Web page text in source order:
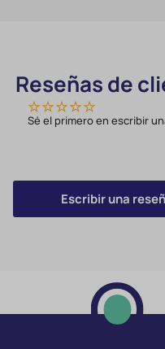
Reseñas de
Sé el primero en escribir
Escribir una